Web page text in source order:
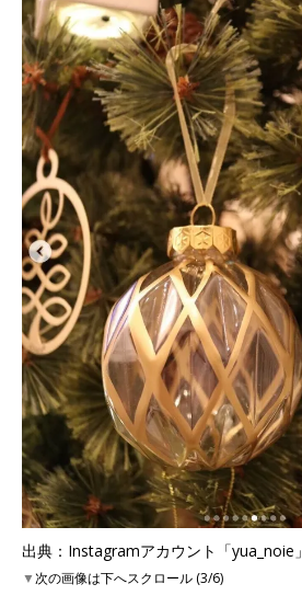
出典：Instagramアカウント「yua_noie」
▼次の画像は下へスクロール (3/6)